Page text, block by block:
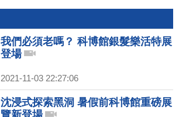
我們必須老嗎？ 科博館銀髮樂活特展
登場
2021-11-03 22:27:06
沈浸式探索黑洞 暑假前科博館重磅展
覽新登場